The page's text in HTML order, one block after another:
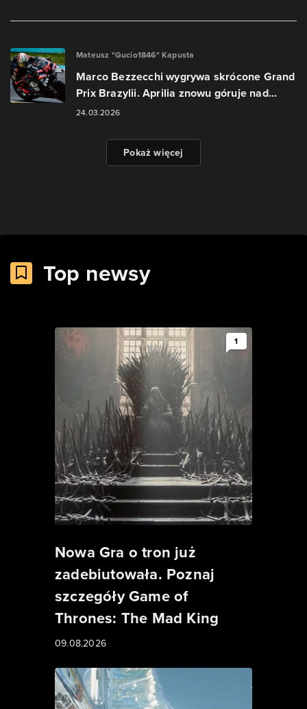
Mateusz "Gucio1846" Kapusta
Marco Bezzecchi wygrywa skrócone Grand
Prix Brazylii. Aprilia znowu góruje nad...
24.03.2026
Pokaż więcej
Top newsy
1
Nowa Gra o tron już
zadebiutowała. Poznaj
szczegóły Game of
Thrones: The Mad King
09.08.2026